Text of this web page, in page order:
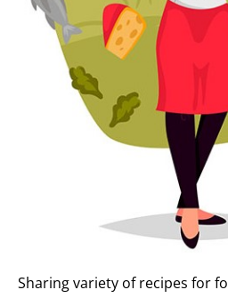
Sharing variety of recipes for